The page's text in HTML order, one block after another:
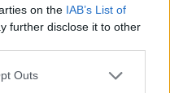
on the IAB’s List of
further disclose it to other
Outs
hírarchívumához